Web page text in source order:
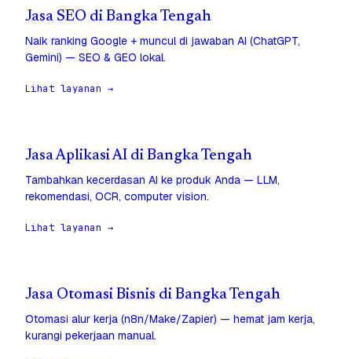
Jasa SEO di Bangka Tengah
Naik ranking Google + muncul di jawaban AI (ChatGPT,
Gemini) — SEO & GEO lokal.
Lihat layanan →
Jasa Aplikasi AI di Bangka Tengah
Tambahkan kecerdasan AI ke produk Anda — LLM,
rekomendasi, OCR, computer vision.
Lihat layanan →
Jasa Otomasi Bisnis di Bangka Tengah
Otomasi alur kerja (n8n/Make/Zapier) — hemat jam kerja,
kurangi pekerjaan manual.